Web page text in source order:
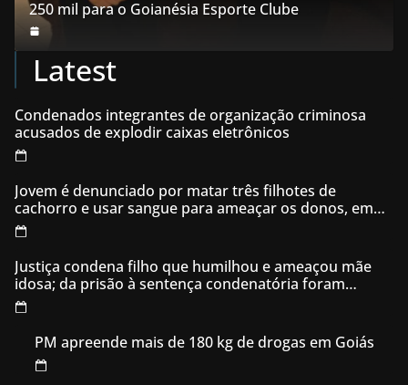
250 mil para o Goianésia Esporte Clube
Latest
Condenados integrantes de organização criminosa
acusados de explodir caixas eletrônicos
Jovem é denunciado por matar três filhotes de
cachorro e usar sangue para ameaçar os donos, em
Aparecida de Goiânia
Justiça condena filho que humilhou e ameaçou mãe
idosa; da prisão à sentença condenatória foram
apenas 21 dias
PM apreende mais de 180 kg de drogas em Goiás